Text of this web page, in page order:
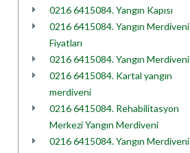
0216 6415084. Yangın Kapısı
0216 6415084. Yangın Merdiveni
Fiyatları
0216 6415084. Yangın Merdiveni
0216 6415084. Kartal yangın
merdiveni
0216 6415084. Rehabilitasyon
Merkezi Yangın Merdiveni
0216 6415084. Yangın Merdiveni